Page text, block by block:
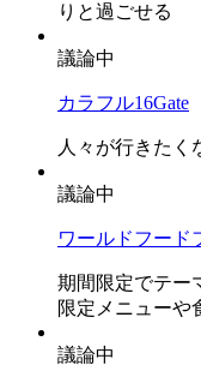
りと過ごせる
議論中
カラフル16Gate
人々が行きたく
議論中
ワールドフード
期間限定でテー
限定メニューや
議論中